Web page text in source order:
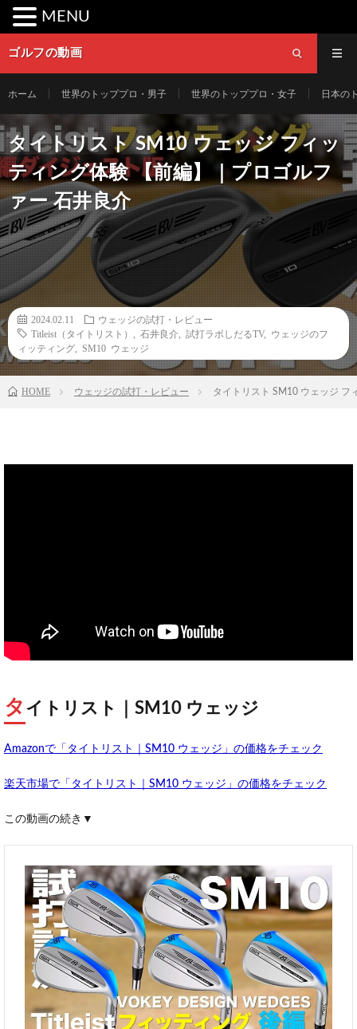
ゴルフの動画
ホーム 世界のトッププロ・男子 世界のトッププロ・女子 日本の
タイトリスト SM10 ウェッジ フィッ
ティング体験 【前編】｜プロゴルフ
ァー 石井良介
2024.02.11
ウェッジの試打・レビュー
Titleist（タイトリスト）
石井良介 試打ラボしだるTV, ウェッジのフ
ィッティング
SM10 ウェッジ
HOME ウェッジの試打・レビュー タイトリスト SM10 ウェッジ フ
タ イトリスト｜SM10 ウェッジ
Amazonで「タイトリスト｜SM10 ウェッジ」の価格をチェック
楽天市場で「タイトリスト｜SM10 ウェッジ」の価格をチェック
この動画の続き▼
MENU